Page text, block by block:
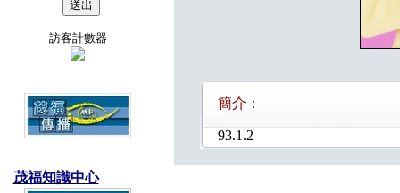
訪客計數器
茂福知識中心
簡介：
93.1.2